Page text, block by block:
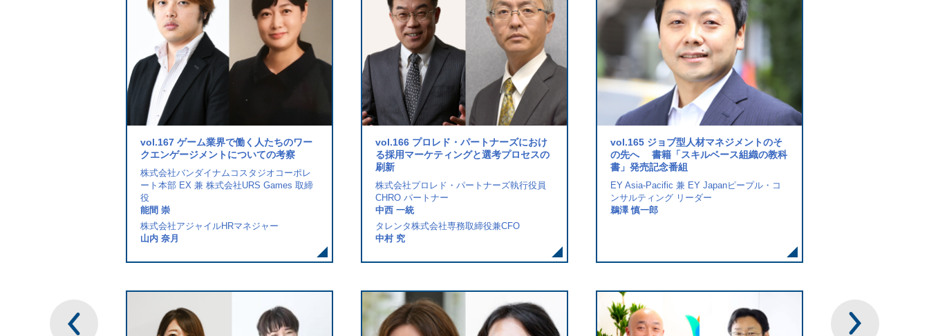
vol.167 ゲーム業界で働く人たちのワー
クエンゲージメントについての考察
株式会社バンダイナムコスタジオコーポレ
ート本部 EX 兼 株式会社URS Games 取締
役
能間 崇
株式会社アジャイルHRマネジャー
山内 奈月
vol.166 プロレド・パートナーズにおけ
る採用マーケティングと選考プロセスの
刷新
株式会社プロレド・パートナーズ執行役員
CHRO パートナー
中西 一統
タレンタ株式会社専務取締役兼CFO
中村 究
vol.165 ジョブ型人材マネジメントのそ
の先へ 書籍「スキルベース組織の教科
書」発売記念番組
EY Asia-Pacific 兼 EY Japanピープル・コ
ンサルティング リーダー
鵜澤 慎一郎